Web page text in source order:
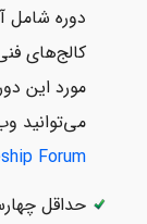
دوره شامل
کالج‌های
مورد این
می‌توانید
Forum
حداقل